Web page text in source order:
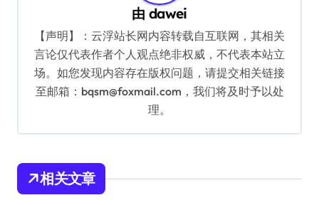
由dawei
【声明】：云浮站长网内容转载自互联网，其相关
言论仅代表作者个人观点绝非权威，不代表本站立
场。如您发现内容存在版权问题，请提交相关链接
至邮箱：bqsm@foxmail.com，我们将及时予以处
理。
相关文章